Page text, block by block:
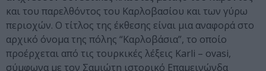
και του παρελθόντος του Καρλοβασίου και των γύρω
περιοχών. Ο τίτλος της έκθεσης είναι μια αναφορά στο
αρχικό όνομα της πόλης “Καρλοβάσια”, το οποίο
προέρχεται από τις τουρκικές λέξεις Karli – ovasi,
σύμφωνα με τον Σαμιώτη ιστορικό Επαμεινώνδα